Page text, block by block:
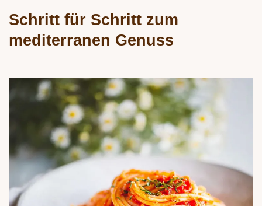
Schritt für Schritt zum
mediterranen Genuss